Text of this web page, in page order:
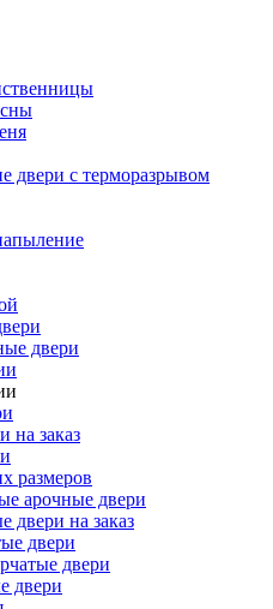
двери с терморазрывом
двери
на заказ
размеров
арочные двери
двери на заказ
двери
двери
двери